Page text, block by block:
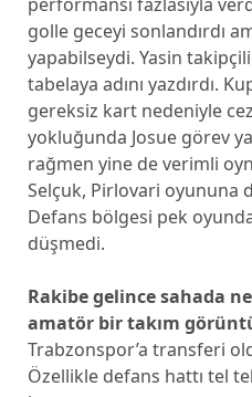
golle geceyi sonlandırdı
yapabilseydi. Yasin
tabelaya adını yazdırdı.
gereksiz kart nedeniyle
yokluğunda Josue görev
rağmen yine de verimli
Selçuk, Pirlovari oyununa
Defans bölgesi pek
düşmedi.
Rakibe gelince sahada
amatör bir takım
Trabzonspor’a transferi
Özellikle defans hattı tel